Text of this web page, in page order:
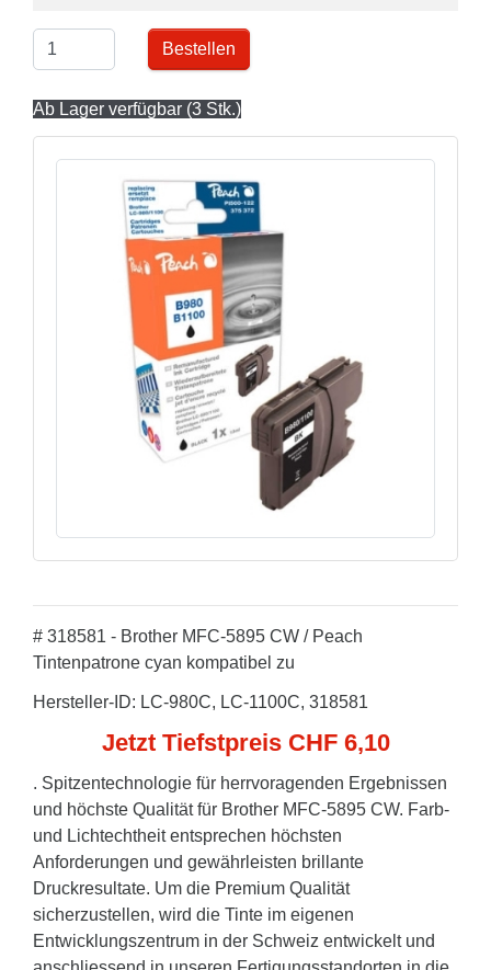
Bestellen
Ab Lager verfügbar (3 Stk.)
# 318581 - Brother MFC-5895 CW / Peach
Tintenpatrone cyan kompatibel zu
Hersteller-ID: LC-980C, LC-1100C, 318581
Jetzt Tiefstpreis CHF 6,10
. Spitzentechnologie für herrvoragenden Ergebnissen
und höchste Qualität für Brother MFC-5895 CW. Farb-
und Lichtechtheit entsprechen höchsten
Anforderungen und gewährleisten brillante
Druckresultate. Um die Premium Qualität
sicherzustellen, wird die Tinte im eigenen
Entwicklungszentrum in der Schweiz entwickelt und